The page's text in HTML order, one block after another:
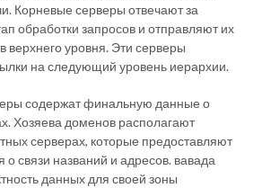
Корневые серверы отвечают за
обработки запросов и отправляют их
верхнего уровня. Эти серверы
на следующий уровень иерархии.
содержат финальную данные о
Хозяева доменов располагают
серверах, которые предоставляют
связи названий и адресов. вавада
данных для своей зоны